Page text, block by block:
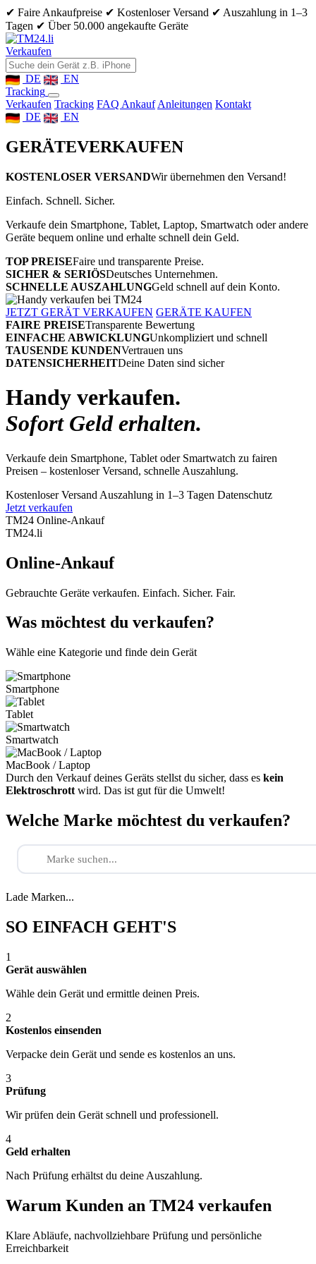
✔ Faire Ankaufpreise ✔ Kostenloser Versand ✔ Auszahlung in 1–3
Tagen ✔ Über 50.000 angekaufte Geräte
Verkaufen
DE
EN
Tracking
Verkaufen Tracking FAQ Ankauf Anleitungen Kontakt
DE
EN
GERÄTEVERKAUFEN
KOSTENLOSER VERSANDWir übernehmen den Versand!
Einfach. Schnell. Sicher.
Verkaufe dein Smartphone, Tablet, Laptop, Smartwatch oder andere
Geräte bequem online und erhalte schnell dein Geld.
TOP PREISEFaire und transparente Preise.
SICHER & SERIÖSDeutsches Unternehmen.
SCHNELLE AUSZAHLUNGGeld schnell auf dein Konto.
JETZT GERÄT VERKAUFEN GERÄTE KAUFEN
FAIRE PREISETransparente Bewertung
EINFACHE ABWICKLUNGUnkompliziert und schnell
TAUSENDE KUNDENVertrauen uns
DATENSICHERHEITDeine Daten sind sicher
Handy verkaufen.
Sofort Geld erhalten.
Verkaufe dein Smartphone, Tablet oder Smartwatch zu fairen
Preisen – kostenloser Versand, schnelle Auszahlung.
Kostenloser Versand Auszahlung in 1–3 Tagen Datenschutz
Jetzt verkaufen
TM24 Online-Ankauf
TM24.li
Online-Ankauf
Gebrauchte Geräte verkaufen. Einfach. Sicher. Fair.
Was möchtest du verkaufen?
Wähle eine Kategorie und finde dein Gerät
Smartphone
Tablet
Smartwatch
MacBook / Laptop
Durch den Verkauf deines Geräts stellst du sicher, dass es kein
Elektroschrott wird. Das ist gut für die Umwelt!
Welche Marke möchtest du verkaufen?
Lade Marken...
SO EINFACH GEHT'S
1
Gerät auswählen
Wähle dein Gerät und ermittle deinen Preis.
2
Kostenlos einsenden
Verpacke dein Gerät und sende es kostenlos an uns.
3
Prüfung
Wir prüfen dein Gerät schnell und professionell.
4
Geld erhalten
Nach Prüfung erhältst du deine Auszahlung.
Warum Kunden an TM24 verkaufen
Klare Abläufe, nachvollziehbare Prüfung und persönliche
Erreichbarkeit